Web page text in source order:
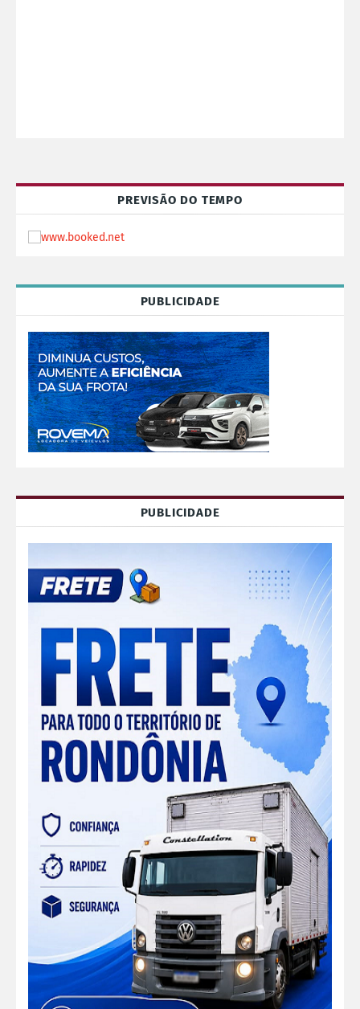
PREVISÃO DO TEMPO
PUBLICIDADE
PUBLICIDADE